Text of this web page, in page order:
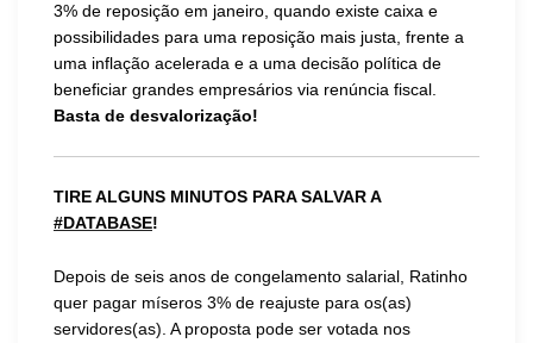
3% de reposição em janeiro, quando existe caixa e
possibilidades para uma reposição mais justa, frente a
uma inflação acelerada e a uma decisão política de
beneficiar grandes empresários via renúncia fiscal.
Basta de desvalorização!
TIRE ALGUNS MINUTOS PARA SALVAR A
#DATABASE!
Depois de seis anos de congelamento salarial, Ratinho
quer pagar míseros 3% de reajuste para os(as)
servidores(as). A proposta pode ser votada nos